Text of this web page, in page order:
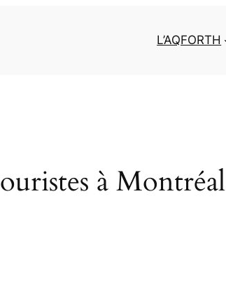
L’AQFORTH
à Montréal